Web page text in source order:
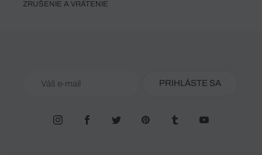
ZRUŠENIE A VRÁTENIE
PRIHLÁSTE SA